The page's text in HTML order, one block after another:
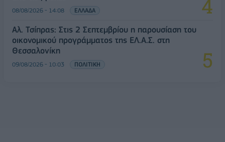
08/08/2026 - 14:08 ΕΛΛΑΔΑ
Αλ. Τσίπρας: Στις 2 Σεπτεμβρίου η παρουσίαση του
οικονομικού προγράμματος της ΕΛ.Α.Σ. στη
Θεσσαλονίκη
09/08/2026 - 10:03 ΠΟΛΙΤΙΚΗ